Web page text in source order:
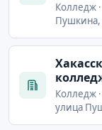
Колледж
Пушкина,
Колледж
улица